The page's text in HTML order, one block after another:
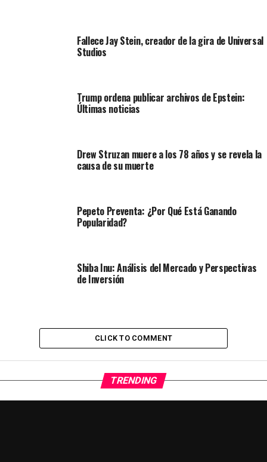
Fallece Jay Stein, creador de la gira de Universal
Studios
Trump ordena publicar archivos de Epstein:
Últimas noticias
Drew Struzan muere a los 78 años y se revela la
causa de su muerte
Pepeto Preventa: ¿Por Qué Está Ganando
Popularidad?
Shiba Inu: Análisis del Mercado y Perspectivas
de Inversión
CLICK TO COMMENT
TRENDING